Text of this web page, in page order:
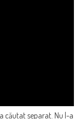
căutat separat. Nu l-a